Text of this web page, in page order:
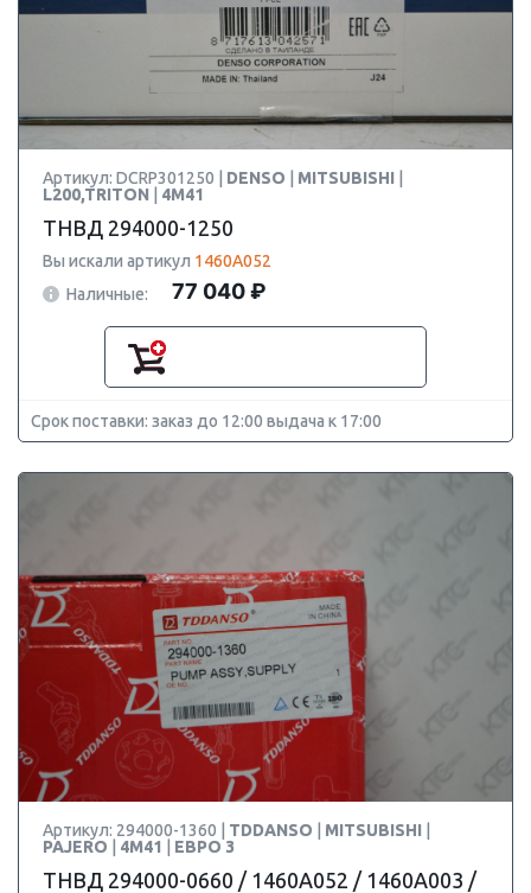
Артикул: DCRP301250 | DENSO MITSUBISHI
L200,TRITON
4M41
ТНВД 294000-1250
Вы искали артикул 1460A052
Наличные:
77 040 ₽
Срок поставки: заказ до 12:00 выдача к 17:00
Артикул: 294000-1360 | TDDANSO MITSUBISHI
PAJERO
4M41 ЕВРО 3
ТНВД 294000-0660 / 1460A052 / 1460A003 /